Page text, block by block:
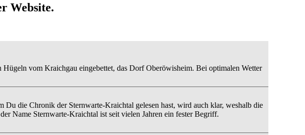
Website.
vom Kraichgau eingebettet, das Dorf Oberöwisheim. Bei optimalen Wetter
Du die Chronik der Sternwarte-Kraichtal gelesen hast, wird auch klar, weshalb die
Name Sternwarte-Kraichtal ist seit vielen Jahren ein fester Begriff.